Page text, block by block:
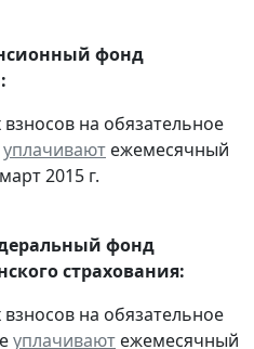
фонд
взносов на обязательное
уплачивают ежемесячный
2015 г.
фонд
страхования:
взносов на обязательное
уплачивают ежемесячный